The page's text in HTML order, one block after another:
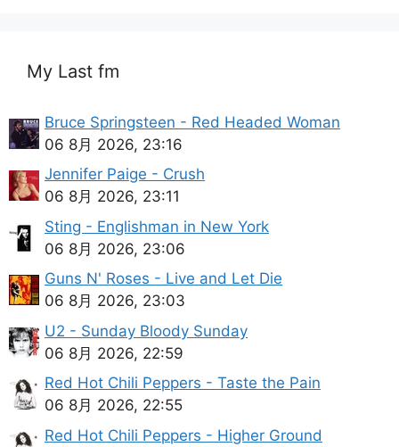
My Last fm
Bruce Springsteen - Red Headed Woman
06 8月 2026, 23:16
Jennifer Paige - Crush
06 8月 2026, 23:11
Sting - Englishman in New York
06 8月 2026, 23:06
Guns N' Roses - Live and Let Die
06 8月 2026, 23:03
U2 - Sunday Bloody Sunday
06 8月 2026, 22:59
Red Hot Chili Peppers - Taste the Pain
06 8月 2026, 22:55
Red Hot Chili Peppers - Higher Ground